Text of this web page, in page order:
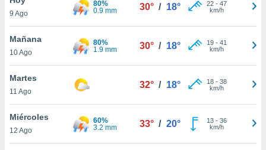
y
en
más
de
9 Ago
80%
0.9 mm
30° / 18° 22- 47
km/h
Mañana
10 Ago
80%
1.9 mm
30° / 18° 19- 41
km/h
Martes
11 Ago
32° / 18° 18- 38
km/h
Miércoles
12 Ago
60%
3.2 mm
33° / 20° 13- 36
km/h